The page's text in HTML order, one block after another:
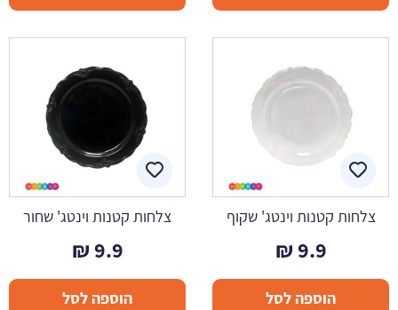
צלחות קטנות וינטג' שקוף
9.9
₪
הוספה לסל
צלחות קטנות וינטג' שחור
9.9
₪
הוספה לסל